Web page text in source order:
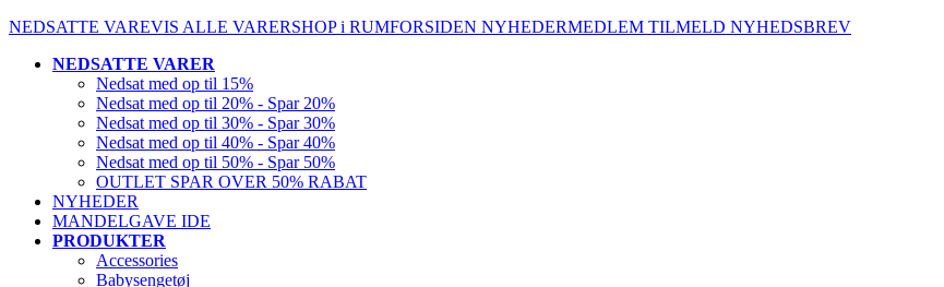
NEDSATTE VAREVIS ALLE VARERSHOP i RUMFORSIDEN NYHEDERMEDLEM TILMELD NYHEDSBREV
NEDSATTE VARER
Nedsat med op til 15%
Nedsat med op til 20% - Spar 20%
Nedsat med op til 30% - Spar 30%
Nedsat med op til 40% - Spar 40%
Nedsat med op til 50% - Spar 50%
OUTLET SPAR OVER 50% RABAT
NYHEDER
MANDELGAVE IDE
PRODUKTER
Accessories
Babysengetøj